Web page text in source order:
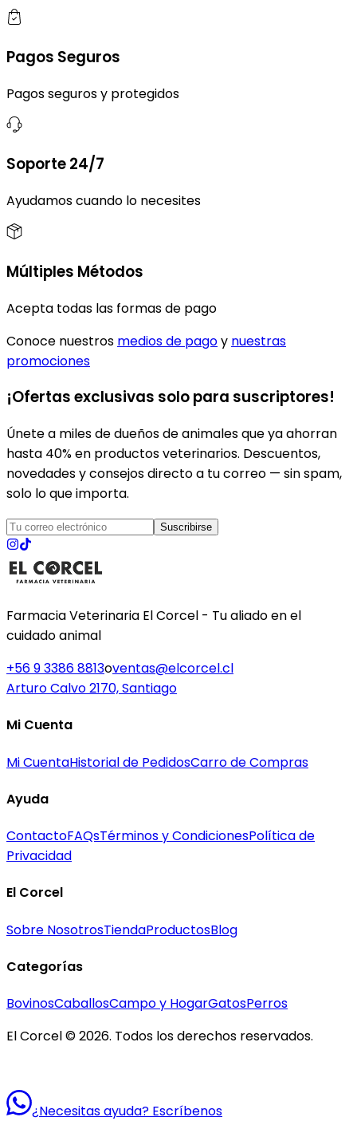
Pagos Seguros
Pagos seguros y protegidos
Soporte 24/7
Ayudamos cuando lo necesites
Múltiples Métodos
Acepta todas las formas de pago
Conoce nuestros medios de pagoy nuestras
promociones
¡Ofertas exclusivas solo para suscriptores!
Únete a miles de dueños de animales que ya ahorran
hasta 40% en productos veterinarios. Descuentos,
novedades y consejos directo a tu correo — sin spam,
solo lo que importa.
Suscribirse
Farmacia Veterinaria El Corcel - Tu aliado en el
cuidado animal
+56 9 3386 8813oventas@elcorcel.cl
Arturo Calvo 2170, Santiago
Mi Cuenta
Mi CuentaHistorial de PedidosCarro de Compras
Ayuda
ContactoFAQsTérminos y CondicionesPolítica de
Privacidad
El Corcel
Sobre NosotrosTiendaProductosBlog
Categorías
BovinosCaballosCampo y HogarGatosPerros
El Corcel © 2026. Todos los derechos reservados.
¿Necesitas ayuda? Escríbenos